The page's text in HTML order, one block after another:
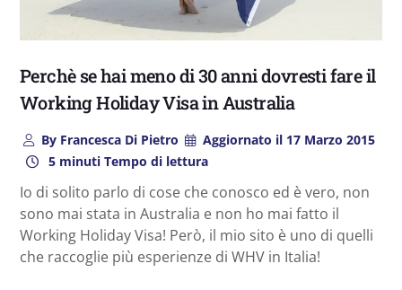
Perchè se hai meno di 30 anni dovresti fare il
Working Holiday Visa in Australia
ByFrancesca Di Pietro Aggiornato il 17 Marzo 2015
5 minuti Tempo di lettura
Io di solito parlo di cose che conosco ed è vero, non
sono mai stata in Australia e non ho mai fatto il
Working Holiday Visa! Però, il mio sito è uno di quelli
che raccoglie più esperienze di WHV in Italia!